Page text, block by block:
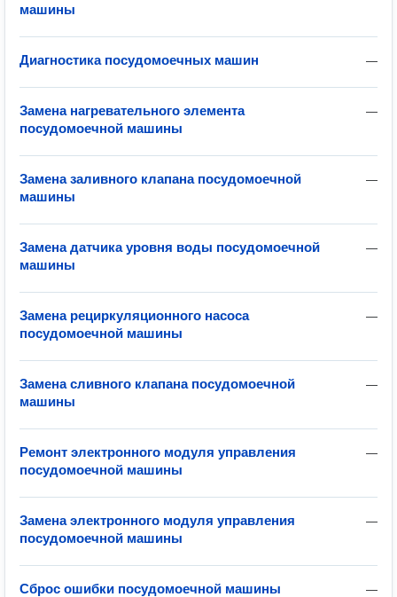
машины
—
Диагностика посудомоечных машин
—
Замена нагревательного элемента
посудомоечной машины
—
Замена заливного клапана посудомоечной
машины
—
Замена датчика уровня воды посудомоечной
машины
—
Замена рециркуляционного насоса
посудомоечной машины
—
Замена сливного клапана посудомоечной
машины
—
Ремонт электронного модуля управления
посудомоечной машины
—
Замена электронного модуля управления
посудомоечной машины
—
Сброс ошибки посудомоечной машины